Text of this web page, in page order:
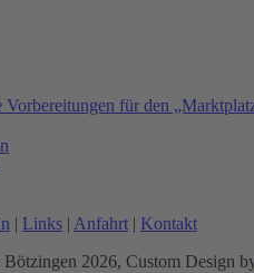
für den
| Links | Anfahrt | Kontakt
2026, Custom Design